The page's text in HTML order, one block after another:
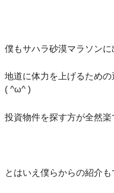
僕もサハラ砂漠マラソン
地道に体力を上げるため
( ^ω^ )
投資物件を探す方が全然楽
とはいえ僕らからの紹介